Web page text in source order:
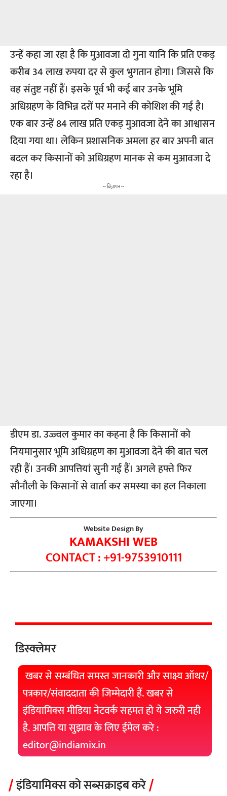
उन्हें कहा जा रहा है कि मुआवजा दो गुना यानि कि प्रति एकड़
करीब 34 लाख रुपया दर से कुल भुगतान होगा। जिससे कि
वह संतुष्ट नहीं हैं। इसके पूर्व भी कई बार उनके भूमि
अधिग्रहण के विभिन्न दरों पर मनाने की कोशिश की गई है।
एक बार उन्हें 84 लाख प्रति एकड़ मुआवजा देने का आश्वासन
दिया गया था। लेकिन प्रशासनिक अमला हर बार अपनी बात
बदल कर किसानों को अधिग्रहण मानक से कम मुआवजा दे
रहा है।
-- विज्ञापन --
डीएम डा. उज्ज्वल कुमार का कहना है कि किसानों को
नियमानुसार भूमि अधिग्रहण का मुआवजा देने की बात चल
रही हैं। उनकी आपत्तियां सुनी गई हैं। अगले हफ्ते फिर
सौनौली के किसानों से वार्ता कर समस्या का हल निकाला
जाएगा।
Website Design By
KAMAKSHI WEB
CONTACT : +91-9753910111
डिस्क्लेमर
खबर से सम्बंधित समस्त जानकारी और साक्ष्य ऑथर/
पत्रकार/संवाददाता की जिम्मेदारी हैं. खबर से
इंडियामिक्स मीडिया नेटवर्क सहमत हो ये जरुरी नही
है. आपत्ति या सुझाव के लिए ईमेल करे :
editor@indiamix.in
इंडियामिक्स को सब्सक्राइब करे